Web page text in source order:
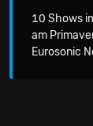
10 Shows
am
Eurosonic